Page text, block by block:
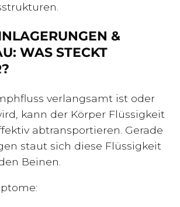
&
WAS STECKT
verlangsamt ist oder
kann der Körper Flüssigkeit
abtransportieren. Gerade
staut sich diese Flüssigkeit
Beinen.